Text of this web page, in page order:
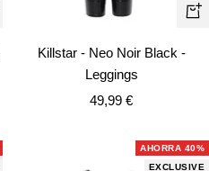
Killstar - Neo Noir Black -
Leggings
Precio
49,99 €
AHORRA 40%
EXCLUSIVE